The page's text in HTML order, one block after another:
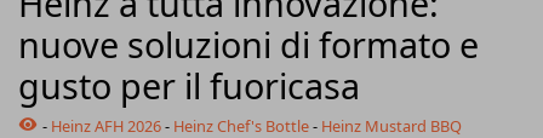
nuove soluzioni di formato e
gusto per il fuoricasa
- Heinz AFH 2026- Heinz Chef's Bottle- Heinz Mustard BBQ